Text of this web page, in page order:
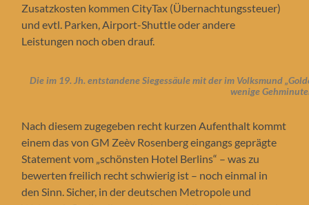
Zusatzkosten kommen CityTax (Übernachtungssteuer)
und evtl. Parken, Airport-Shuttle oder andere
Leistungen noch oben drauf.
Die im 19. Jh. entstandene Siegessäule mit der im Volksmund
wenige
Nach diesem zugegeben recht kurzen Aufenthalt kommt
einem das von GM Zeèv Rosenberg eingangs geprägte
Statement vom „schönsten Hotel Berlins“ – was zu
bewerten freilich recht schwierig ist – noch einmal in
den Sinn. Sicher, in der deutschen Metropole und